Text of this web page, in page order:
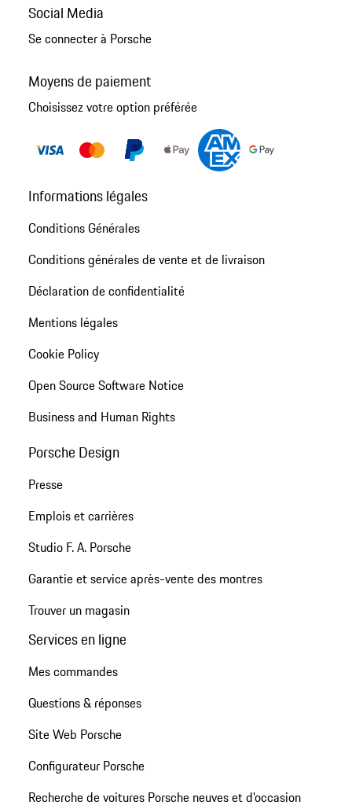
Social Media
Se connecter à Porsche
Moyens de paiement
Choisissez votre option préférée
Informations légales
Conditions Générales
Conditions générales de vente et de livraison
Déclaration de confidentialité
Mentions légales
Cookie Policy
Open Source Software Notice
Business and Human Rights
Porsche Design
Presse
Emplois et carrières
Studio F. A. Porsche
Garantie et service après-vente des montres
Trouver un magasin
Services en ligne
Mes commandes
Questions & réponses
Site Web Porsche
Configurateur Porsche
Recherche de voitures Porsche neuves et d'occasion